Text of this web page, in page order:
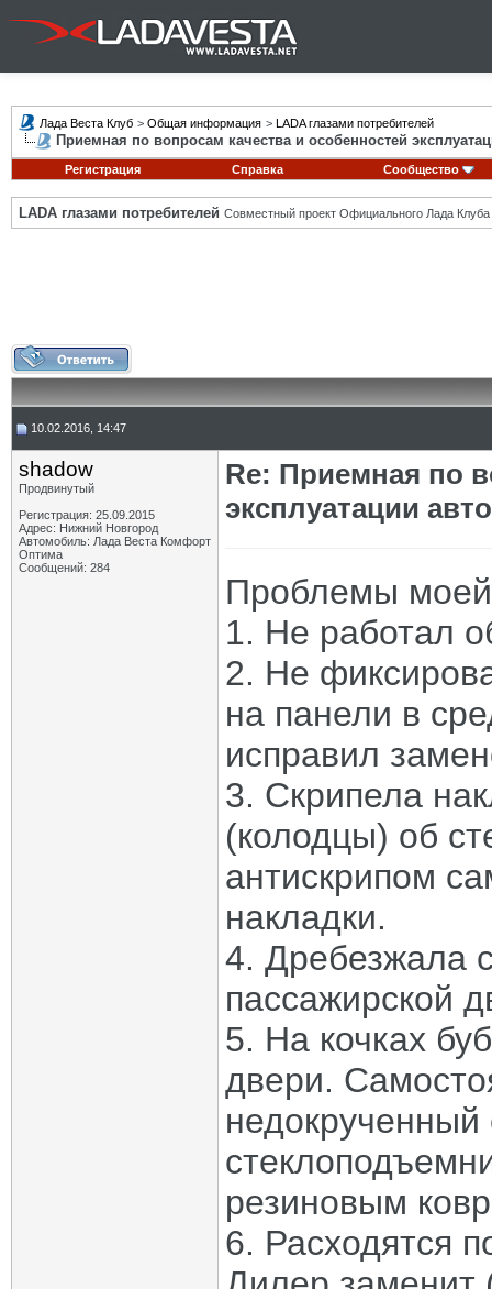
Лада Веста Клуб > Общая информация > LADA глазами потребителей
Приемная по вопросам качества и особенностей
Регистрация Справка Сообщество
LADA глазами потребителей Совместный проект Официального Лада
10.02.2016, 14:47
shadow
Продвинутый
Регистрация: 25.09.2015
Адрес: Нижний Новгород
Автомобиль: Лада Веста Комфорт
Оптима
Сообщений: 284
Re: Приемная по
эксплуатации
Проблемы
1. Не работал
2. Не
на панели в
исправил
3. Скрипела
(колодцы) об
антискрипом
накладки.
4. Дребезжала
пассажирской
5. На кочках
двери.
недокрученный
резиновым
6. Расходятся